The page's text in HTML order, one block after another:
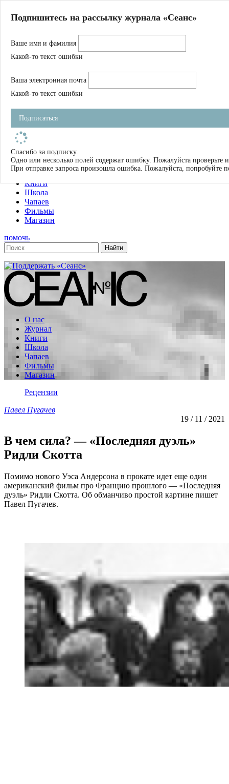
Магазин
Журнал
Школа
Устав
Фильмы
Имена
Тэги
О нас
Журнал
Книги
Школа
Чапаев
Фильмы
Магазин
помочь
О нас
Журнал
Книги
Школа
Чапаев
Фильмы
Магазин
Рецензии
Павел Пугачев
19 / 11 / 2021
В чем сила? — «Последняя дуэль»
Ридли Скотта
Помимо нового Уэса Андерсона в прокате идет еще один
американский фильм про Францию прошлого — «Последняя
дуэль» Ридли Скотта. Об обманчиво простой картине пишет
Павел Пугачев.
Подпишитесь на рассылку журнала «Сеанс»
Ваше имя и фамилия
Какой-то текст ошибки
Ваша электронная почта
Какой-то текст ошибки
Подписаться
Спасибо за подписку.
Одно или несколько полей содержат ошибку. Пожалуйста проверьте
При отправке запроса произошла ошибка. Пожалуйста, попробуйте